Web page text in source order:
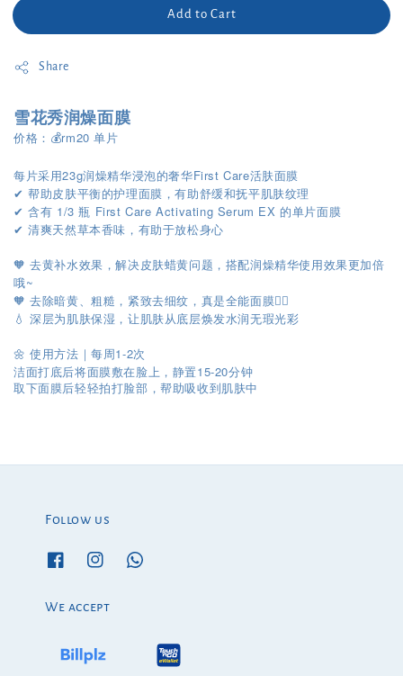
Add to Cart
Share
雪花秀润燥面膜
价格：💰rm20 单片
每片采用23g润燥精华浸泡的奢华First Care活肤面膜
✔ 帮助皮肤平衡的护理面膜，有助舒缓和抚平肌肤纹理
✔ 含有 1/3 瓶 First Care Activating Serum EX 的单片面膜
✔ 清爽天然草本香味，有助于放松身心
🧡 去黄补水效果，解决皮肤蜡黄问题，搭配润燥精华使用效果更加倍
哦~
🧡 去除暗黄、粗糙，紧致去细纹，真是全能面膜👍🏻
💧 深层为肌肤保湿，让肌肤从底层焕发水润无瑕光彩
🌼 使用方法｜每周1-2次
洁面打底后将面膜敷在脸上，静置15-20分钟
取下面膜后轻轻拍打脸部，帮助吸收到肌肤中
Follow us
We accept